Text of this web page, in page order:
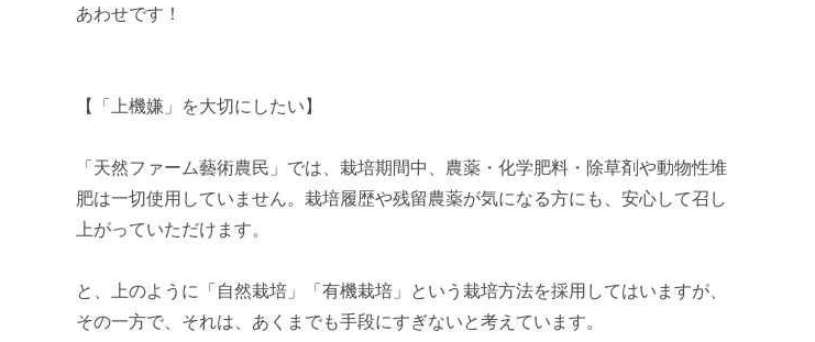
あわせです！
【「上機嫌」を大切にしたい】
「天然ファーム藝術農民」では、栽培期間中、農薬・化学肥料・除草剤や動物性堆
肥は一切使用していません。栽培履歴や残留農薬が気になる方にも、安心して召し
上がっていただけます。
と、上のように「自然栽培」「有機栽培」という栽培方法を採用してはいますが、
その一方で、それは、あくまでも手段にすぎないと考えています。